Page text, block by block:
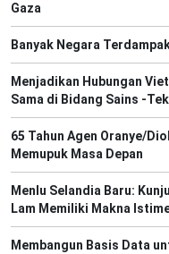
Gaza
Banyak Negara
Menjadikan Hubungan
Sama di Bidang Sains -
65 Tahun Agen Oranye/
Memupuk Masa Depan
Menlu Selandia Baru:
Lam Memiliki Makna
Membangun Basis Data